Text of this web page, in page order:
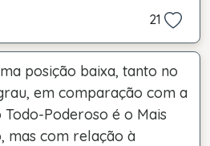
21
posição baixa, tanto no
em comparação com a
Poderoso é o Mais
mas com relação à